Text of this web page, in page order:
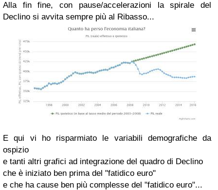
Alla fin fine, con pause/accelerazioni la spirale del
Declino si avvita sempre più al Ribasso...
E qui vi ho risparmiato le variabili demografiche da
ospizio
e tanti altri grafici ad integrazione del quadro di Declino
che è iniziato ben prima del "fatidico euro"
e che ha cause ben più complesse del "fatidico euro"...